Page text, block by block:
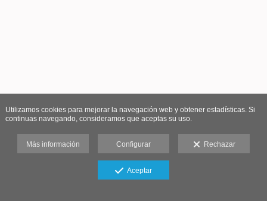
Utilizamos cookies para mejorar la navegación web y obtener estadísticas. Si
continuas navegando, consideramos que aceptas su uso.
Más información Configurar Rechazar
Aceptar